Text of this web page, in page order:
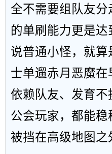
全不需要组队友
的单刷能力更是
说普通小怪，就
士单遛赤月恶魔
依赖队友、发育
公会玩家，都能
被挡在高级地图之